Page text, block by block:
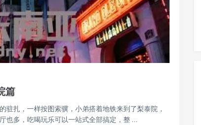
篇
扎，一样按图索骥，小弟搭着地铁来到了梨泰院，
也多，吃喝玩乐可以一站式全部搞定，整 ...